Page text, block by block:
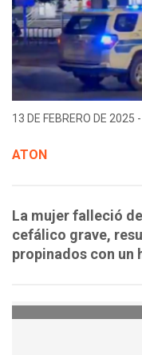
13 DE FEBRERO DE 2025
ATON
La mujer falleció
cefálico grave,
propinados con un